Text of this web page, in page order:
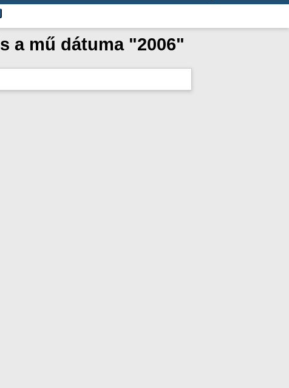
a mű dátuma "2006"